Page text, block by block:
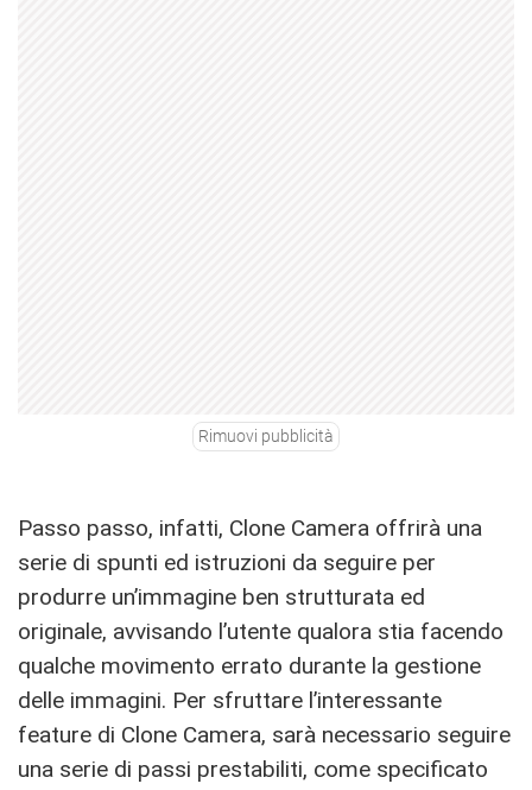
Rimuovi pubblicità
Passo passo, infatti, Clone Camera offrirà una
serie di spunti ed istruzioni da seguire per
produrre un’immagine ben strutturata ed
originale, avvisando l’utente qualora stia facendo
qualche movimento errato durante la gestione
delle immagini. Per sfruttare l’interessante
feature di Clone Camera, sarà necessario seguire
una serie di passi prestabiliti, come specificato